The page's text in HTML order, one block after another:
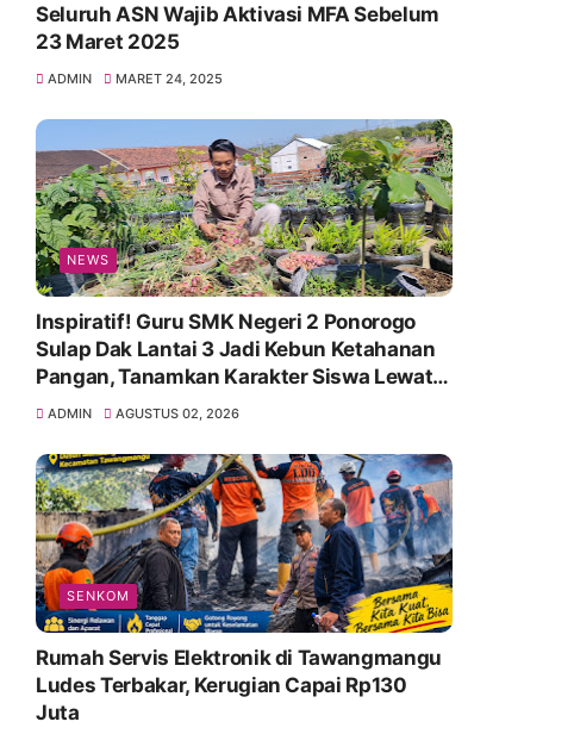
Seluruh ASN Wajib Aktivasi MFA Sebelum
23 Maret 2025
ADMIN MARET 24, 2025
NEWS
Inspiratif! Guru SMK Negeri 2 Ponorogo
Sulap Dak Lantai 3 Jadi Kebun Ketahanan
Pangan, Tanamkan Karakter Siswa Lewat
Aksi Nyata
ADMIN AGUSTUS 02, 2026
SENKOM
Rumah Servis Elektronik di Tawangmangu
Ludes Terbakar, Kerugian Capai Rp130
Juta